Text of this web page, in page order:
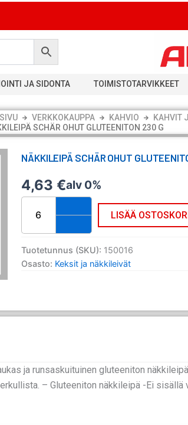
JA SIDONTA TOIMISTOTARVIKKEET
VERKKOKAUPPA KAHVIO KAHVIT
SCHÄR OHUT GLUTEENITON 230 G
NÄKKILEIPÄ SCHÄR OHUT
4,63€alv 0%
Näkkileipä
Schär
gluteeniton
230
g
LISÄÄ
Tuotetunnus (SKU): 150016
Osasto: Keksit ja näkkileivät
ja runsaskuituinen gluteeniton
– Gluteeniton näkkileipä -Ei sisällä